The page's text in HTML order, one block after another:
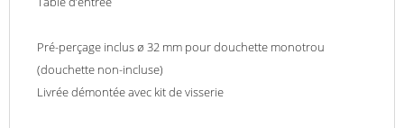
Pré-perçage inclus ø 32 mm pour douchette monotrou
(douchette non-incluse)
Livrée démontée avec kit de visserie